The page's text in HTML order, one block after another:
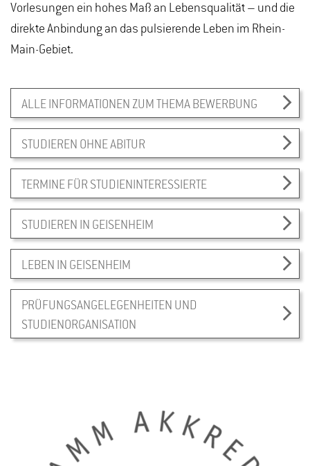
Vorlesungen ein hohes Maß an Lebensqualität – und die
direkte Anbindung an das pulsierende Leben im Rhein-
Main-Gebiet.
ALLE INFORMATIONEN ZUM THEMA BEWERBUNG
STUDIEREN OHNE ABITUR
TERMINE FÜR STUDIENINTERESSIERTE
STUDIEREN IN GEISENHEIM
LEBEN IN GEISENHEIM
PRÜFUNGSANGELEGENHEITEN UND
STUDIENORGANISATION